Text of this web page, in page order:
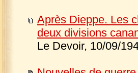
Après Dieppe. Les
deux divisions
Le Devoir, 10/09/